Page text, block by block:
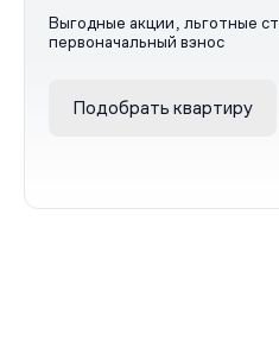
Выгодные акции, льготные
первоначальный взнос
Подобрать квартиру